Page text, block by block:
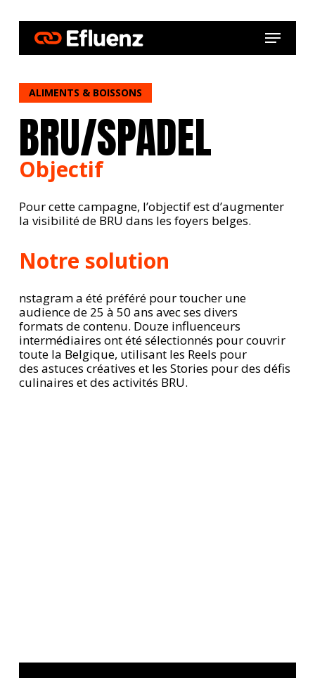
Menu
ALIMENTS & BOISSONS
BRU/SPADEL
Objectif
Pour cette campagne, l’objectif est d’augmenter
la visibilité de BRU dans les foyers belges.
Notre solution
nstagram a été préféré pour toucher une
audience de 25 à 50 ans avec ses divers
formats de contenu. Douze influenceurs
intermédiaires ont été sélectionnés pour couvrir
toute la Belgique, utilisant les Reels pour
des astuces créatives et les Stories pour des défis
culinaires et des activités BRU.